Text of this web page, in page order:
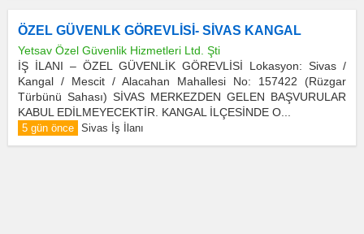
ÖZEL GÜVENLK GÖREVLİSİ- SİVAS KANGAL
Yetsav Özel Güvenlik Hizmetleri Ltd. Şti
İŞ İLANI – ÖZEL GÜVENLİK GÖREVLİSİ Lokasyon: Sivas /
Kangal / Mescit / Alacahan Mahallesi No: 157422 (Rüzgar
Türbünü Sahası) SİVAS MERKEZDEN GELEN BAŞVURULAR
KABUL EDİLMEYECEKTİR. KANGAL İLÇESİNDE O...
5 gün önce Sivas İş İlanı